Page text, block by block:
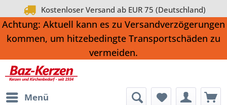
Kostenloser Versand ab EUR 75 (Deutschland)
Achtung: Aktuell kann es zu Versandverzögerungen
kommen, um hitzebedingte Transportschäden zu
vermeiden.
Menü